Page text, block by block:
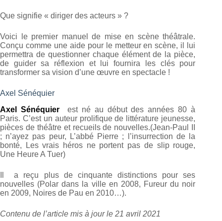
Que signifie « diriger des acteurs » ?
Voici le premier manuel de mise en scène théâtrale.
Conçu comme une aide pour le metteur en scène, il lui
permettra de questionner chaque élément de la pièce,
de guider sa réflexion et lui fournira les clés pour
transformer sa vision d’une œuvre en spectacle !
Axel Sénéquier
Axel Sénéquier
est né au début des années 80 à
Paris. C’est un auteur prolifique de littérature jeunesse,
pièces de théâtre et recueils de nouvelles.(Jean-Paul II
; n’ayez pas peur, L’abbé Pierre ; l’insurrection de la
bonté, Les vrais héros ne portent pas de slip rouge,
Une Heure A Tuer)
Il a reçu plus de cinquante distinctions pour ses
nouvelles (Polar dans la ville en 2008, Fureur du noir
en 2009, Noires de Pau en 2010…).
Contenu de l’article mis à jour le 21 avril 2021